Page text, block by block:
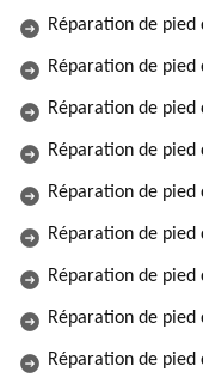
Réparation de pied
Réparation de pied
Réparation de pied
Réparation de pied
Réparation de pied
Réparation de pied
Réparation de pied
Réparation de pied
Réparation de pied